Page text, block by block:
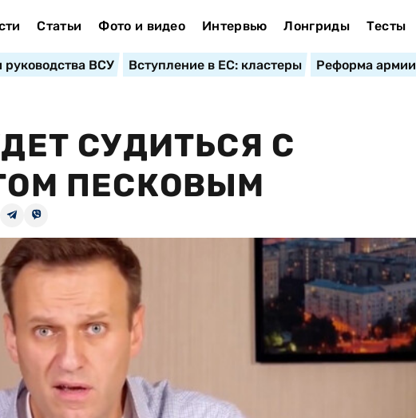
Статьи Фото и видео Интервью Лонгриды Тесты
руководства ВСУ Вступление в ЕС: кластеры Реформа армии
СУДИТЬСЯ С
ПЕСКОВЫМ